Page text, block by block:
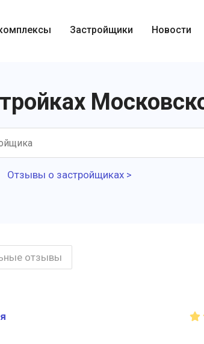
Застройщики Новости
Отзывы о застройщиках >
отзывы